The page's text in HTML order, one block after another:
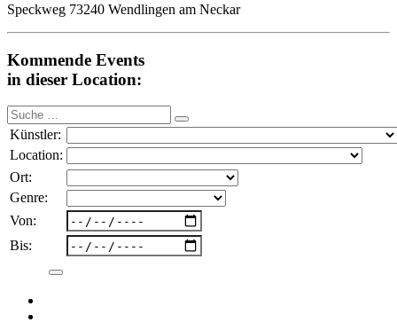
Speckweg 73240 Wendlingen am Neckar
Kommende Events
in dieser Location:
Suche
nach:
Künstler:
Location:
Ort:
Genre:
Von:
Bis: